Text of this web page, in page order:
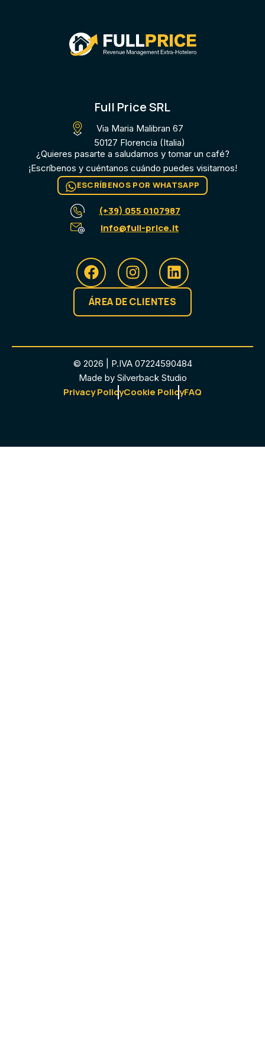
Full Price SRL
Via Maria Malibran 67
50127 Florencia (Italia)
¿Quieres pasarte a saludarnos y tomar un café?
¡Escríbenos y cuéntanos cuándo puedes visitarnos!
ESCRÍBENOS POR WHATSAPP
(+39) 055 0107987
info@full-price.it
ÁREA DE CLIENTES
© 2026 | P.IVA 07224590484
Made by Silverback Studio
Privacy PolicyCookie PolicyFAQ